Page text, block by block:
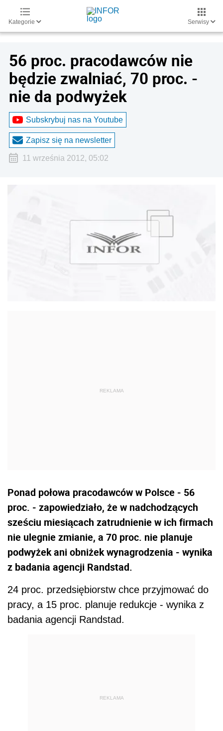
Kategorie Serwisy
56 proc. pracodawców nie
będzie zwalniać, 70 proc. -
nie da podwyżek
Subskrybuj nas na Youtube
Zapisz się na newsletter
11 września 2012, 05:02
Ponad połowa pracodawców w Polsce - 56
proc. - zapowiedziało, że w nadchodzących
sześciu miesiącach zatrudnienie w ich firmach
nie ulegnie zmianie, a 70 proc. nie planuje
podwyżek ani obniżek wynagrodzenia - wynika
z badania agencji Randstad.
24 proc. przedsiębiorstw chce przyjmować do
pracy, a 15 proc. planuje redukcje - wynika z
badania agencji Randstad.
REKLAMA